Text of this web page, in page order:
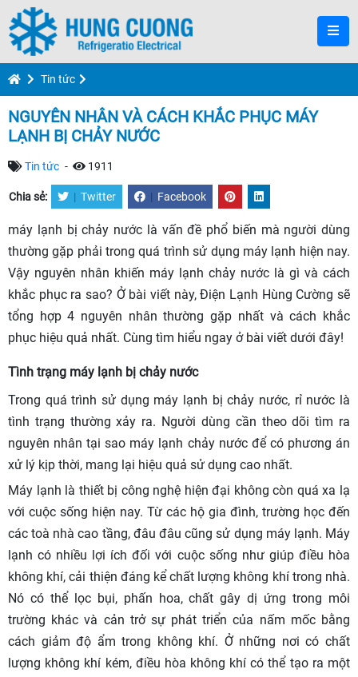
Tin tức
NGUYÊN NHÂN VÀ CÁCH KHẮC PHỤC MÁY
LẠNH BỊ CHẢY NƯỚC
Tin tức - 1911
Chia sẻ: | Twitter | Facebook
máy lạnh bị chảy nước là vấn đề phổ biến mà người dùng
thường gặp phải trong quá trình sử dụng máy lạnh hiện nay.
Vậy nguyên nhân khiến máy lạnh chảy nước là gì và cách
khắc phục ra sao? Ở bài viết này, Điện Lạnh Hùng Cường sẽ
tổng hợp 4 nguyên nhân thường gặp nhất và cách khắc
phục hiệu quả nhất. Cùng tìm hiểu ngay ở bài viết dưới đây!
Tình trạng máy lạnh bị chảy nước
Trong quá trình sử dụng máy lạnh bị chảy nước, rỉ nước là
tình trạng thường xảy ra. Người dùng cần theo dõi tìm ra
nguyên nhân tại sao máy lạnh chảy nước để có phương án
xử lý kịp thời, mang lại hiệu quả sử dụng cao nhất.
Máy lạnh là thiết bị công nghệ hiện đại không còn quá xa lạ
với cuộc sống hiện nay. Từ các hộ gia đình, trường học đến
các toà nhà cao tầng, đâu đâu cũng sử dụng máy lạnh. Máy
lạnh có nhiều lợi ích đối với cuộc sống như giúp điều hòa
không khí, cải thiện đáng kể chất lượng không khí trong nhà.
Nó có thể lọc bụi, phấn hoa, chất gây dị ứng trong môi
trường khác và cản trở sự phát triển của nấm mốc bằng
cách giảm độ ẩm trong không khí. Ở những nơi có chất
lượng không khí kém, điều hòa không khí có thể tạo ra một